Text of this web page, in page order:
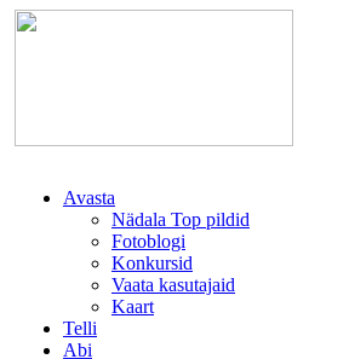
Avasta
Nädala Top pildid
Fotoblogi
Konkursid
Vaata kasutajaid
Kaart
Telli
Abi